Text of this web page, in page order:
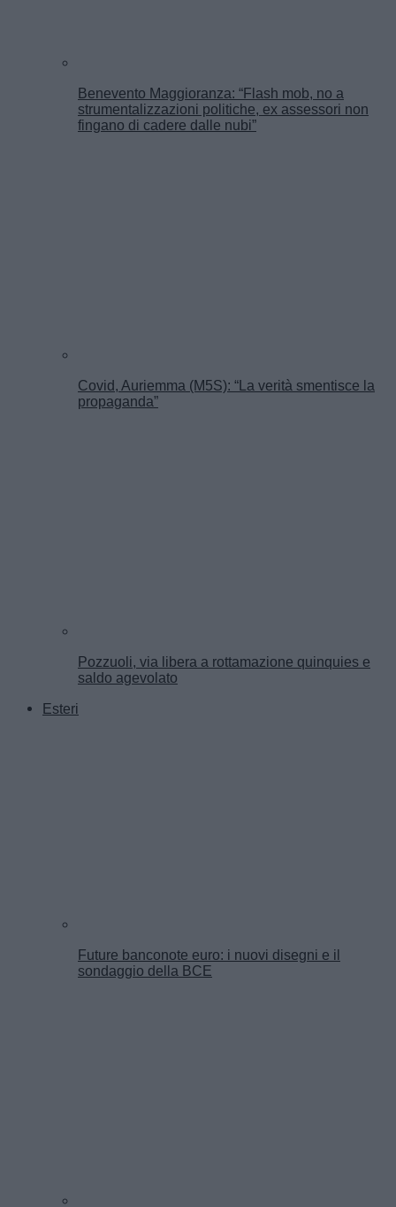
Benevento Maggioranza: “Flash mob, no a
strumentalizzazioni politiche, ex assessori non
fingano di cadere dalle nubi”
Covid, Auriemma (M5S): “La verità smentisce la
propaganda”
Pozzuoli, via libera a rottamazione quinquies e
saldo agevolato
Esteri
Future banconote euro: i nuovi disegni e il
sondaggio della BCE